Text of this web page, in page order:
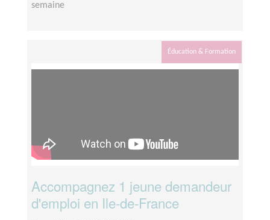
semaine
Éducation & Formation
Accompagnez 1 jeune demandeur
d'emploi en Ile-de-France